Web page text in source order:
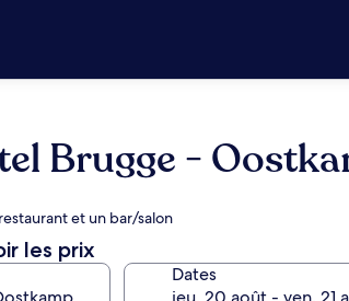
Brugge -
et un bar/salon
les prix
Dates